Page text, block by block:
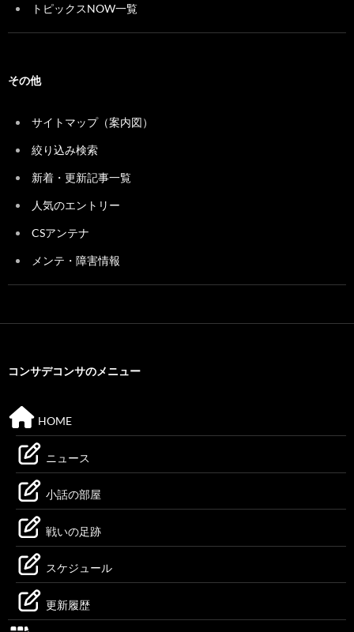
トピックスNOW一覧
その他
サイトマップ（案内図）
絞り込み検索
新着・更新記事一覧
人気のエントリー
CSアンテナ
メンテ・障害情報
コンサデコンサのメニュー
HOME
ニュース
小話の部屋
戦いの足跡
スケジュール
更新履歴